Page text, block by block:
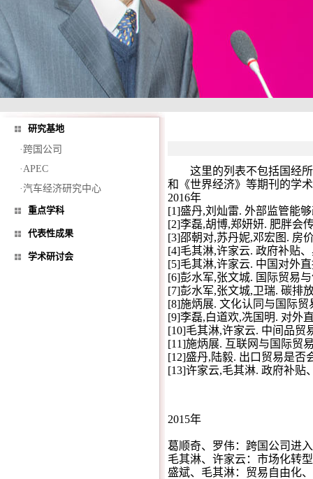
研究基地
·跨国公司
·APEC
·汽车经济研究中心
重点学科
代表性成果
学术研讨会
这里的列表不包括国经
和《世界经济》等期刊的学
2016年
[1]盛丹,刘灿雷. 外部监管能
[2]李磊,胡博,郑妍妍. 肥胖会
[3]邵朝对,苏丹妮,邓宏图. 房
[4]毛其淋,许家云. 政府补贴
[5]毛其淋,许家云. 中国对外
[6]彭水军,张文城. 国际贸易
[7]彭水军,张文城,卫瑞. 碳排
[8]施炳展. 文化认同与国际贸
[9]李磊,白道欢,冼国明. 对外
[10]毛其淋,许家云. 中间品贸
[11]施炳展. 互联网与国际贸
[12]盛丹,陆毅. 出口贸易是否
[13]许家云,毛其淋. 政府补贴
2015年
葛顺奇、罗伟：跨国公司进
毛其淋、许家云：市场化转
盛斌、毛其淋：贸易自由化